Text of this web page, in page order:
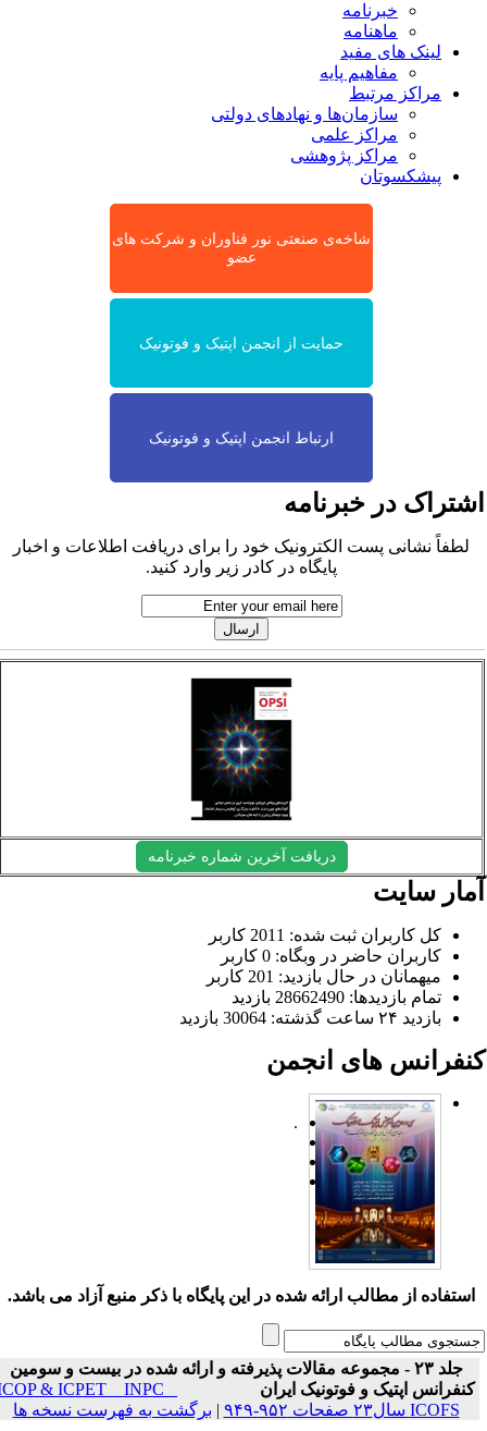
خبرنامه
ماهنامه
لینک های مفید
مفاهیم پایه
مراکز مرتبط
سازمان‌ها و نهادهای دولتی
مراکز علمی
مراکز پژوهشی
پیشکسوتان
شاخه‌ی صنعتی نور فناوران و شرکت های
عضو
حمایت از انجمن اپتیک و فوتونیک
ارتباط انجمن اپتیک و فوتونیک
در خبرنامه
لطفاً نشانی پست الکترونیک خود را برای دریافت اطلاعات و اخبار
پایگاه در کادر زیر وارد کنید.
دریافت آخرین شماره خبرنامه
سایت
کل کاربران ثبت شده: 2011 کاربر
کاربران حاضر در وبگاه: 0 کاربر
میهمانان در حال بازدید: 201 کاربر
تمام بازدید‌ها: 28662490 بازدید
بازدید ۲۴ ساعت گذشته: 30064 بازدید
های انجمن
.
استفاده از مطالب ارائه شده در این پایگاه با ذکر منبع آزاد می باشد.
جلد ۲۳ - مجموعه مقالات پذیرفته و ارائه شده در بیست و سومین
کنفرانس اپتیک و فوتونیک ایران
ICOP & ICPET _ INPC _
ICOFS سال۲۳ صفحات ۹۵۲-۹۴۹
|برگشت به فهرست نسخه ها